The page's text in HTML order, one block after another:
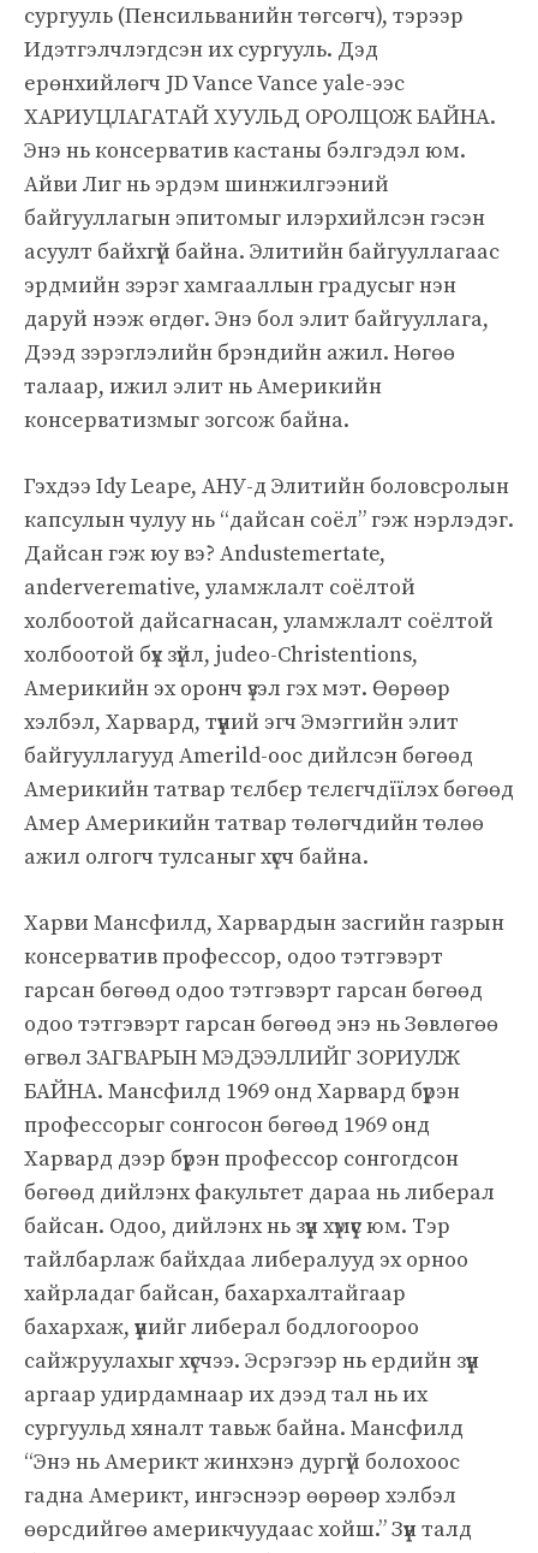
сургууль (Пенсильванийн төгсөгч), тэрээр
Идэтгэлчлэгдсэн их сургууль. Дэд
ерөнхийлөгч JD Vance Vance yale-ээс
ХАРИУЦЛАГАТАЙ ХУУЛЬД ОРОЛЦОЖ БАЙНА.
Энэ нь консерватив кастаны бэлгэдэл юм.
Айви Лиг нь эрдэм шинжилгээний
байгууллагын эпитомыг илэрхийлсэн гэсэн
асуулт байхгүй байна. Элитийн байгууллагаас
эрдмийн зэрэг хамгааллын градусыг нэн
даруй нээж өгдөг. Энэ бол элит байгууллага,
Дээд зэрэглэлийн брэндийн ажил. Нөгөө
талаар, ижил элит нь Америкийн
консерватизмыг зогсож байна.
Гэхдээ Idy Leape, АНУ-д Элитийн боловсролын
капсулын чулуу нь “дайсан соёл” гэж нэрлэдэг.
Дайсан гэж юу вэ? Andustemertate,
anderveremative, уламжлалт соёлтой
холбоотой дайсагнасан, уламжлалт соёлтой
холбоотой бүх зүйл, judeo-Christentions,
Америкийн эх оронч үзэл гэх мэт. Өөрөөр
хэлбэл, Харвард, түүний эгч Эмэггийн элит
байгууллагууд Amerild-оос дийлсэн бөгөөд
Америкийн татвар тєлбєр тєлєгчдїїлэх бөгөөд
Амер Америкийн татвар төлөгчдийн төлөө
ажил олгогч тулсаныг хүсч байна.
Харви Мансфилд, Харвардын засгийн газрын
консерватив профессор, одоо тэтгэвэрт
гарсан бөгөөд одоо тэтгэвэрт гарсан бөгөөд
одоо тэтгэвэрт гарсан бөгөөд энэ нь Зөвлөгөө
өгвөл ЗАГВАРЫН МЭДЭЭЛЛИЙГ ЗОРИУЛЖ
БАЙНА. Мансфилд 1969 онд Харвард бүрэн
профессорыг сонгосон бөгөөд 1969 онд
Харвард дээр бүрэн профессор сонгогдсон
бөгөөд дийлэнх факультет дараа нь либерал
байсан. Одоо, дийлэнх нь зүүн хүмүүс юм. Тэр
тайлбарлаж байхдаа либералууд эх орноо
хайрладаг байсан, бахархалтайгаар
бахархаж, үүнийг либерал бодлогоороо
сайжруулахыг хүсчээ. Эсрэгээр нь ердийн зүүн
аргаар удирдамнаар их дээд тал нь их
сургуульд хяналт тавьж байна. Мансфилд
“Энэ нь Америкт жинхэнэ дургүй болохоос
гадна Америкт, ингэснээр өөрөөр хэлбэл
өөрсдийгөө америкчуудаас хойш.” Зүүн талд